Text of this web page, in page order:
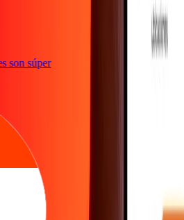
son súper